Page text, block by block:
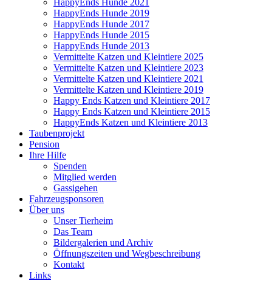
HappyEnds Hunde 2021
HappyEnds Hunde 2019
HappyEnds Hunde 2017
HappyEnds Hunde 2015
HappyEnds Hunde 2013
Vermittelte Katzen und Kleintiere 2025
Vermittelte Katzen und Kleintiere 2023
Vermittelte Katzen und Kleintiere 2021
Vermittelte Katzen und Kleintiere 2019
Happy Ends Katzen und Kleintiere 2017
Happy Ends Katzen und Kleintiere 2015
HappyEnds Katzen und Kleintiere 2013
Taubenprojekt
Pension
Ihre Hilfe
Spenden
Mitglied werden
Gassigehen
Fahrzeugsponsoren
Über uns
Unser Tierheim
Das Team
Bildergalerien und Archiv
Öffnungszeiten und Wegbeschreibung
Kontakt
Links